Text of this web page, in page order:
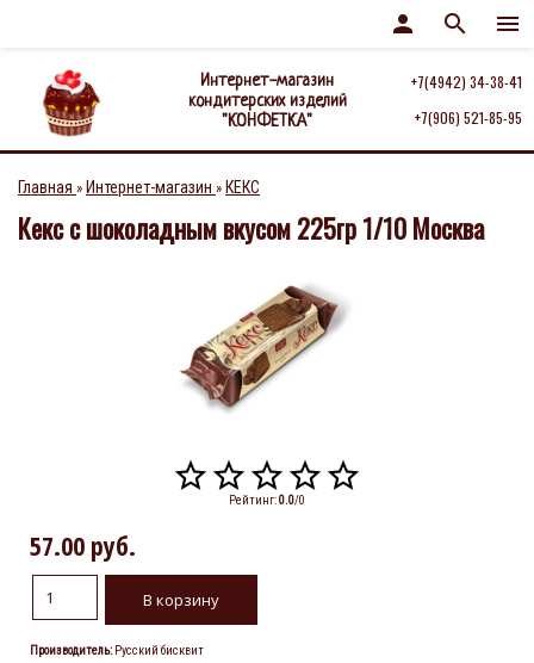
menu
search
person
Интернет-магазин
кондитерских изделий
"КОНФЕТКА"
+7(4942) 34-38-41
+7(906) 521-85-95
Главная » Интернет-магазин » КЕКС
Кекс с шоколадным вкусом 225гр 1/10 Москва
Рейтинг:0.0/0
57.00 руб.
Производитель: Русский бисквит